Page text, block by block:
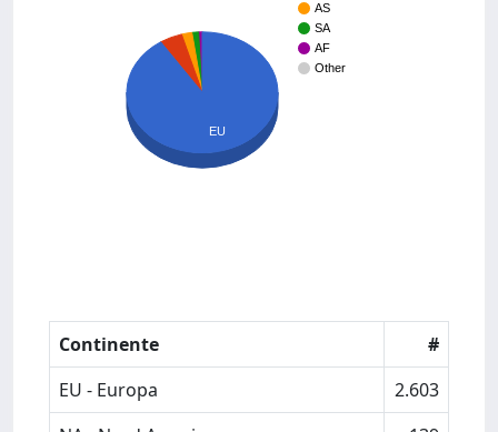
AS
SA
AF
Other
EU
Continente
#
EU - Europa
2.603